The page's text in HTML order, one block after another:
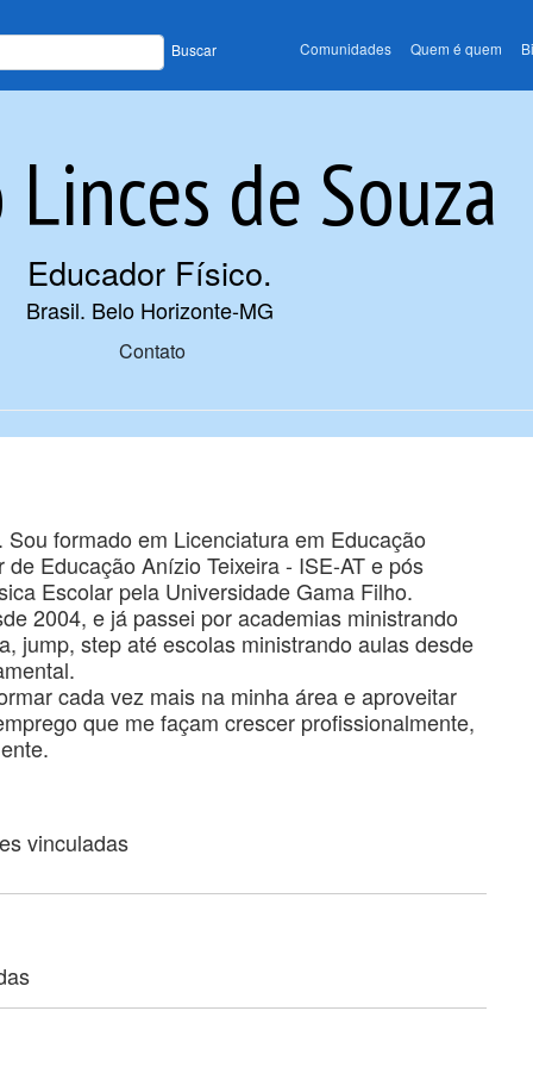
Buscar Comunidades Quem é quem
de Souza
Educador Físico.
Brasil. Belo Horizonte-MG
Contato
formado em Licenciatura em Educação
Educação Anízio Teixeira - ISE-AT e pós
Escolar pela Universidade Gama Filho.
2004, e já passei por academias ministrando
jump, step até escolas ministrando aulas desde
cada vez mais na minha área e aproveitar
que me façam crescer profissionalmente,
vinculadas